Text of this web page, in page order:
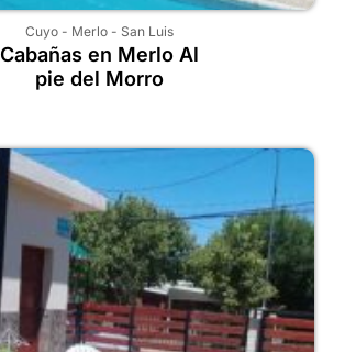
Cuyo- Merlo- San Luis
Cabañas en Merlo Al
pie del Morro